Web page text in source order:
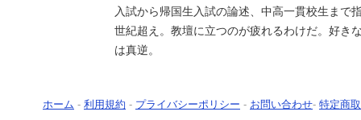
入試から帰国生入試の論述、中高一貫校生まで
世紀超え。教壇に立つのが疲れるわけだ。好き
は真逆。
ホーム - 利用規約 - プライバシーポリシー - お問い合わせ- 特定商